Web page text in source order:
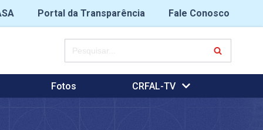
Portal da Transparência
Fale Conosco
Fotos CRFAL-TV